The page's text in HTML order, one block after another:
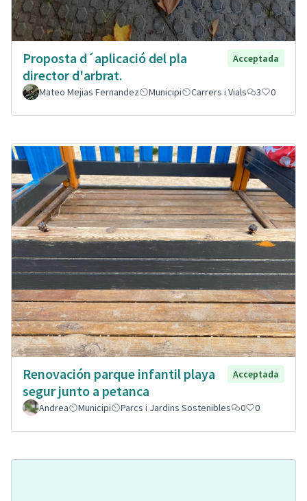
Proposta d´aplicació del pla
director d'arbrat.
Acceptada
Mateo Mejias Fernandez Municipi Carrers i Vials 3 0
Renovación parque infantil playa
segur junto a petanca
Acceptada
Andrea Municipi Parcs i Jardins Sostenibles 0 0